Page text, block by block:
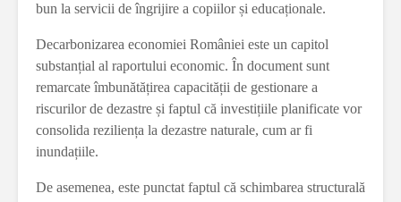
bun la servicii de îngrijire a copiilor și educaționale.
Decarbonizarea economiei României este un capitol
substanțial al raportului economic. În document sunt
remarcate îmbunătățirea capacității de gestionare a
riscurilor de dezastre și faptul că investițiile planificate vor
consolida reziliența la dezastre naturale, cum ar fi
inundațiile.
De asemenea, este punctat faptul că schimbarea structurală